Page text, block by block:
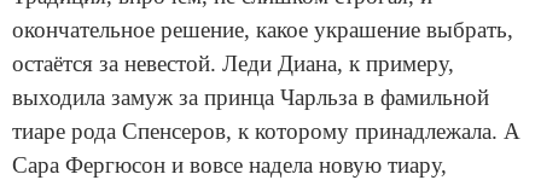
окончательное решение, какое украшение выбрать,
остаётся за невестой. Леди Диана, к примеру,
выходила замуж за принца Чарльза в фамильной
тиаре рода Спенсеров, к которому принадлежала. А
Сара Фергюсон и вовсе надела новую тиару,